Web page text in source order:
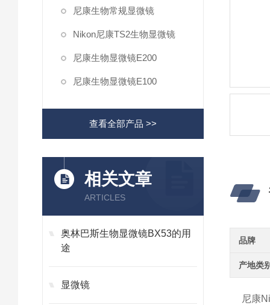
尼康生物常规显微镜
Nikon尼康TS2生物显微镜
尼康生物显微镜E200
尼康生物显微镜E100
查看全部产品 >>
相关文章
ARTICLES
奥林巴斯生物显微镜BX53的用
途
显微镜
品牌
产地类
尼康